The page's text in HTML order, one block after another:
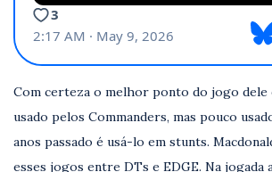
Com certeza o melhor ponto do jogo dele
usado pelos Commanders, mas pouco
anos passado é usá-lo em stunts.
esses jogos entre DTs e EDGE. Na jogada